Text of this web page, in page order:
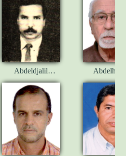
Abdeldjalil
OUAHABI
ARAB